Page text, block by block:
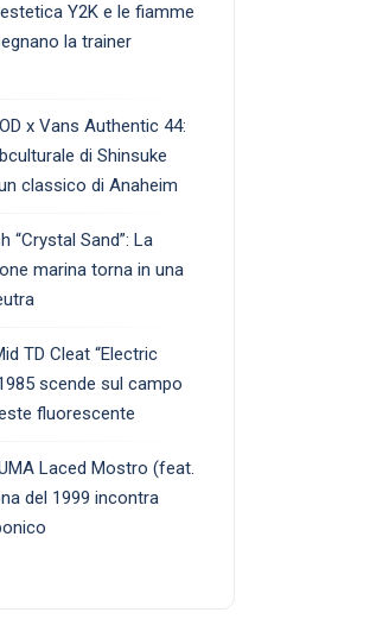
Y2K e le fiamme
la trainer
x Vans Authentic 44:
di Shinsuke
classico di Anaheim
“Crystal Sand”: La
marina torna in una
TD Cleat “Electric
scende sul campo
fluorescente
Laced Mostro (feat.
del 1999 incontra